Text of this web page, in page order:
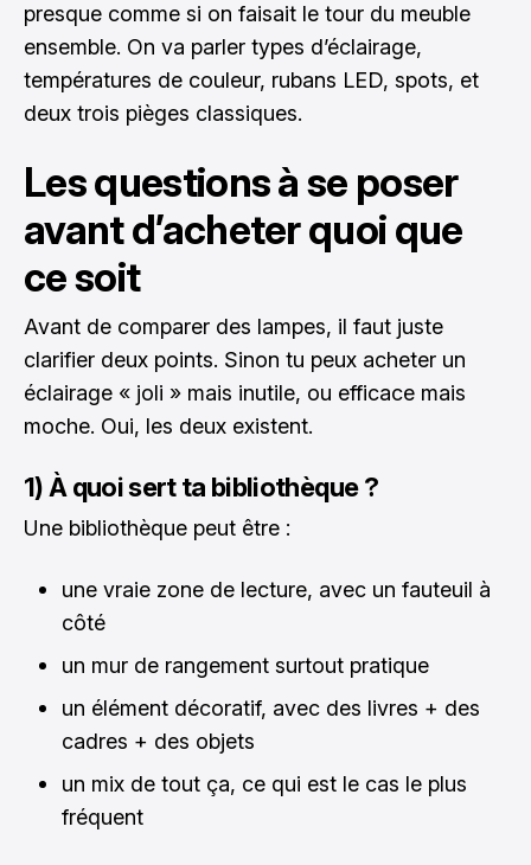
presque comme si on faisait le tour du meuble
ensemble. On va parler types d’éclairage,
températures de couleur, rubans LED, spots, et
deux trois pièges classiques.
Les questions à se poser
avant d’acheter quoi que
ce soit
Avant de comparer des lampes, il faut juste
clarifier deux points. Sinon tu peux acheter un
éclairage « joli » mais inutile, ou efficace mais
moche. Oui, les deux existent.
1) À quoi sert ta bibliothèque ?
Une bibliothèque peut être :
une vraie zone de lecture, avec un fauteuil à
côté
un mur de rangement surtout pratique
un élément décoratif, avec des livres + des
cadres + des objets
un mix de tout ça, ce qui est le cas le plus
fréquent